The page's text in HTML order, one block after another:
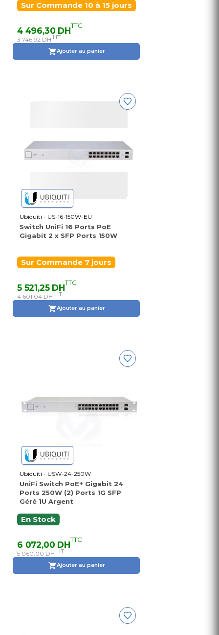
Sur Commande 10 à 15 jours
4 496,30 DHTTC
3 746,92 DH HT
Ajouter au panier
Ubiquiti - US-16-150W-EU
Switch UniFi 16 Ports PoE
Gigabit 2 x SFP Ports 150W
Sur Commande 7 jours
5 521,25 DHTTC
4 601,04 DH HT
Ajouter au panier
Ubiquiti - USW-24-250W
UniFi Switch PoE+ Gigabit 24
Ports 250W (2) Ports 1G SFP
Géré 1U Argent
En Stock
6 072,00 DHTTC
5 060,00 DH HT
Ajouter au panier